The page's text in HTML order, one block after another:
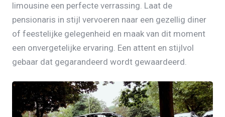
limousine een perfecte verrassing. Laat de
pensionaris in stijl vervoeren naar een gezellig diner
of feestelijke gelegenheid en maak van dit moment
een onvergetelijke ervaring. Een attent en stijlvol
gebaar dat gegarandeerd wordt gewaardeerd.